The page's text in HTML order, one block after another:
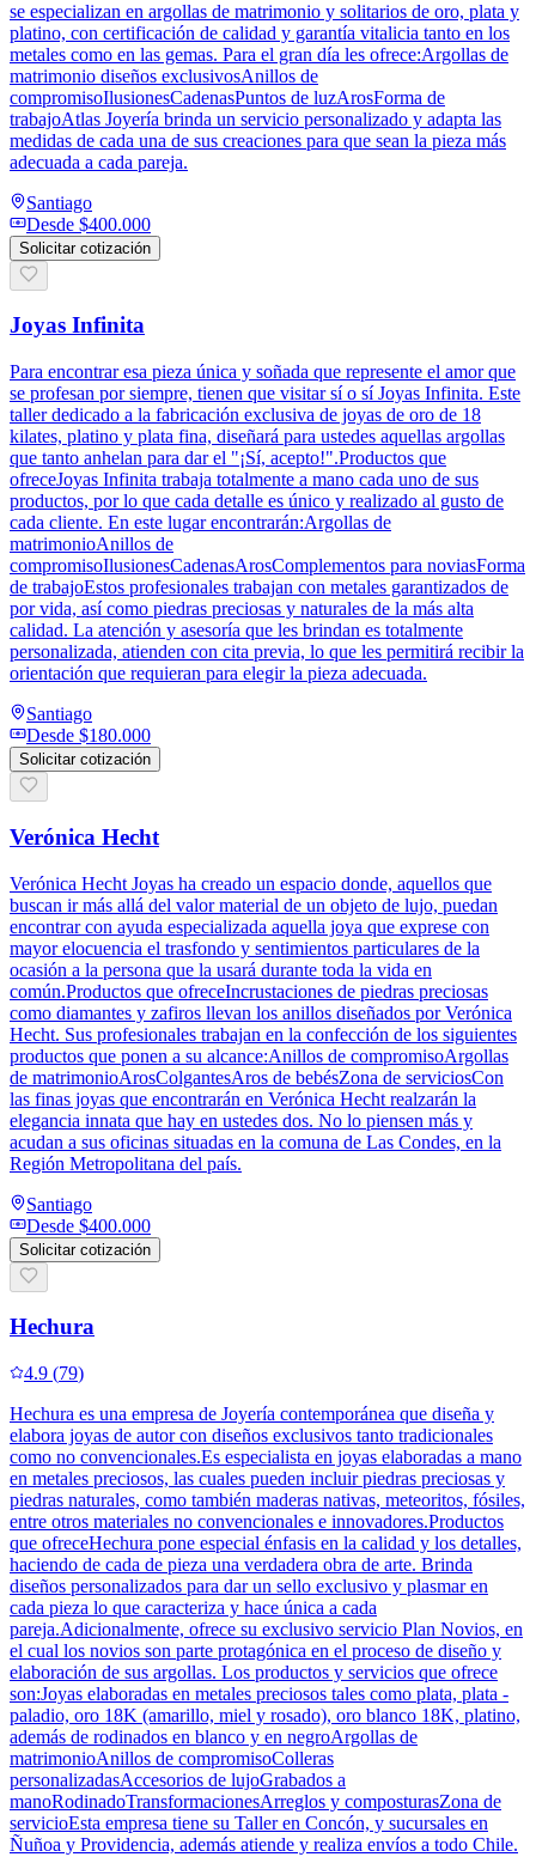
se especializan en argollas de matrimonio y solitarios de oro, plata y
platino, con certificación de calidad y garantía vitalicia tanto en los
metales como en las gemas. Para el gran día les ofrece:Argollas de
matrimonio diseños exclusivosAnillos de
compromisoIlusionesCadenasPuntos de luzArosForma de
trabajoAtlas Joyería brinda un servicio personalizado y adapta las
medidas de cada una de sus creaciones para que sean la pieza más
adecuada a cada pareja.
Santiago
Desde $400.000
Solicitar cotización
Joyas Infinita
Para encontrar esa pieza única y soñada que represente el amor que
se profesan por siempre, tienen que visitar sí o sí Joyas Infinita. Este
taller dedicado a la fabricación exclusiva de joyas de oro de 18
kilates, platino y plata fina, diseñará para ustedes aquellas argollas
que tanto anhelan para dar el "¡Sí, acepto!".Productos que
ofreceJoyas Infinita trabaja totalmente a mano cada uno de sus
productos, por lo que cada detalle es único y realizado al gusto de
cada cliente. En este lugar encontrarán:Argollas de
matrimonioAnillos de
compromisoIlusionesCadenasArosComplementos para noviasForma
de trabajoEstos profesionales trabajan con metales garantizados de
por vida, así como piedras preciosas y naturales de la más alta
calidad. La atención y asesoría que les brindan es totalmente
personalizada, atienden con cita previa, lo que les permitirá recibir la
orientación que requieran para elegir la pieza adecuada.
Santiago
Desde $180.000
Solicitar cotización
Verónica Hecht
Verónica Hecht Joyas ha creado un espacio donde, aquellos que
buscan ir más allá del valor material de un objeto de lujo, puedan
encontrar con ayuda especializada aquella joya que exprese con
mayor elocuencia el trasfondo y sentimientos particulares de la
ocasión a la persona que la usará durante toda la vida en
común.Productos que ofreceIncrustaciones de piedras preciosas
como diamantes y zafiros llevan los anillos diseñados por Verónica
Hecht. Sus profesionales trabajan en la confección de los siguientes
productos que ponen a su alcance:Anillos de compromisoArgollas
de matrimonioArosColgantesAros de bebésZona de serviciosCon
las finas joyas que encontrarán en Verónica Hecht realzarán la
elegancia innata que hay en ustedes dos. No lo piensen más y
acudan a sus oficinas situadas en la comuna de Las Condes, en la
Región Metropolitana del país.
Santiago
Desde $400.000
Solicitar cotización
Hechura
4.9 (79)
Hechura es una empresa de Joyería contemporánea que diseña y
elabora joyas de autor con diseños exclusivos tanto tradicionales
como no convencionales.Es especialista en joyas elaboradas a mano
en metales preciosos, las cuales pueden incluir piedras preciosas y
piedras naturales, como también maderas nativas, meteoritos, fósiles,
entre otros materiales no convencionales e innovadores.Productos
que ofreceHechura pone especial énfasis en la calidad y los detalles,
haciendo de cada de pieza una verdadera obra de arte. Brinda
diseños personalizados para dar un sello exclusivo y plasmar en
cada pieza lo que caracteriza y hace única a cada
pareja.Adicionalmente, ofrece su exclusivo servicio Plan Novios, en
el cual los novios son parte protagónica en el proceso de diseño y
elaboración de sus argollas. Los productos y servicios que ofrece
son:Joyas elaboradas en metales preciosos tales como plata, plata -
paladio, oro 18K (amarillo, miel y rosado), oro blanco 18K, platino,
además de rodinados en blanco y en negroArgollas de
matrimonioAnillos de compromisoColleras
personalizadasAccesorios de lujoGrabados a
manoRodinadoTransformacionesArreglos y composturasZona de
servicioEsta empresa tiene su Taller en Concón, y sucursales en
Ñuñoa y Providencia, además atiende y realiza envíos a todo Chile.